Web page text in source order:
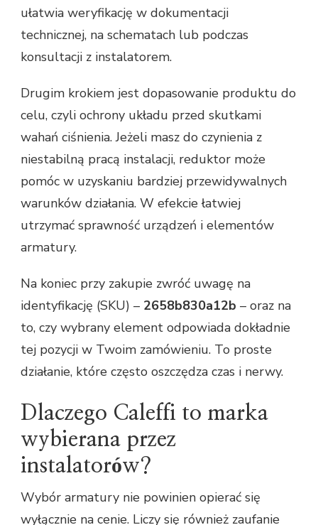
ułatwia weryfikację w dokumentacji
technicznej, na schematach lub podczas
konsultacji z instalatorem.
Drugim krokiem jest dopasowanie produktu do
celu, czyli ochrony układu przed skutkami
wahań ciśnienia. Jeżeli masz do czynienia z
niestabilną pracą instalacji, reduktor może
pomóc w uzyskaniu bardziej przewidywalnych
warunków działania. W efekcie łatwiej
utrzymać sprawność urządzeń i elementów
armatury.
Na koniec przy zakupie zwróć uwagę na
identyfikację (SKU) – 2658b830a12b – oraz na
to, czy wybrany element odpowiada dokładnie
tej pozycji w Twoim zamówieniu. To proste
działanie, które często oszczędza czas i nerwy.
Dlaczego Caleffi to marka
wybierana przez
instalatorów?
Wybór armatury nie powinien opierać się
wyłącznie na cenie. Liczy się również zaufanie